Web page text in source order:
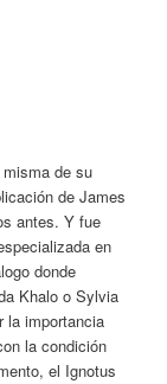
de su
de James
antes. Y fue
en
donde
Khalo o Sylvia
la importancia
la condición
el Ignotus